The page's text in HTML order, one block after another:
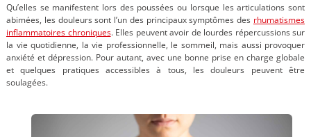
Qu’elles se manifestent lors des poussées ou lorsque les articulations sont
abimées, les douleurs sont l’un des principaux symptômes des rhumatismes
inflammatoires chroniques. Elles peuvent avoir de lourdes répercussions sur
la vie quotidienne, la vie professionnelle, le sommeil, mais aussi provoquer
anxiété et dépression. Pour autant, avec une bonne prise en charge globale
et quelques pratiques accessibles à tous, les douleurs peuvent être
soulagées.